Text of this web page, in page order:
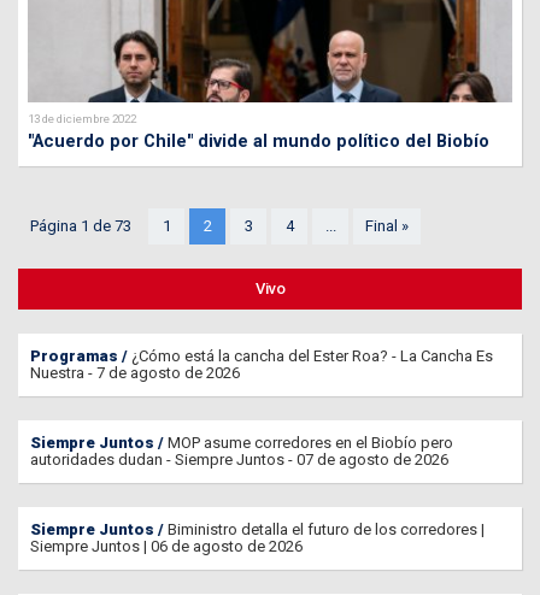
13 de diciembre 2022
"Acuerdo por Chile" divide al mundo político del Biobío
Página 1 de 73 1 2 3 4 ... Final »
Vivo
Programas
¿Cómo está la cancha del Ester Roa? - La Cancha Es
Nuestra - 7 de agosto de 2026
Siempre Juntos
MOP asume corredores en el Biobío pero
autoridades dudan - Siempre Juntos - 07 de agosto de 2026
Siempre Juntos
Biministro detalla el futuro de los corredores |
Siempre Juntos | 06 de agosto de 2026